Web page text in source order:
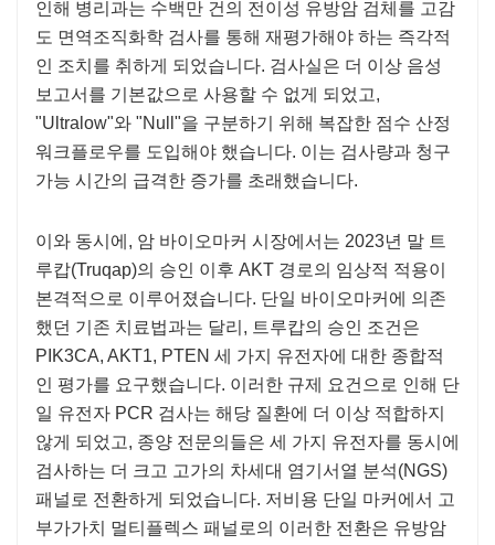
인해 병리과는 수백만 건의 전이성 유방암 검체를 고감
도 면역조직화학 검사를 통해 재평가해야 하는 즉각적
인 조치를 취하게 되었습니다. 검사실은 더 이상 음성
보고서를 기본값으로 사용할 수 없게 되었고,
"Ultralow"와 "Null"을 구분하기 위해 복잡한 점수 산정
워크플로우를 도입해야 했습니다. 이는 검사량과 청구
가능 시간의 급격한 증가를 초래했습니다.
이와 동시에, 암 바이오마커 시장에서는 2023년 말 트
루캅(Truqap)의 승인 이후 AKT 경로의 임상적 적용이
본격적으로 이루어졌습니다. 단일 바이오마커에 의존
했던 기존 치료법과는 달리, 트루캅의 승인 조건은
PIK3CA, AKT1, PTEN 세 가지 유전자에 대한 종합적
인 평가를 요구했습니다. 이러한 규제 요건으로 인해 단
일 유전자 PCR 검사는 해당 질환에 더 이상 적합하지
않게 되었고, 종양 전문의들은 세 가지 유전자를 동시에
검사하는 더 크고 고가의 차세대 염기서열 분석(NGS)
패널로 전환하게 되었습니다. 저비용 단일 마커에서 고
부가가치 멀티플렉스 패널로의 이러한 전환은 유방암